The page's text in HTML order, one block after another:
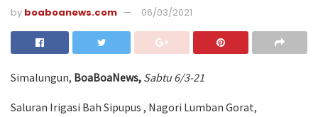
by boaboanews.com 06/03/2021
Simalungun, BoaBoaNews, Sabtu 6/3-21
Saluran Irigasi Bah Sipupus , Nagori Lumban Gorat,